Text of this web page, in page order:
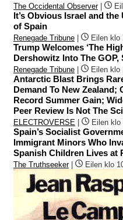
The Occidental Observer|
It’s Obvious Israel and
of Spain
Renegade Tribune Eilen klo
Trump Welcomes ‘The
Dershowitz Into The
Renegade Tribune Eilen klo
Antarctic Blast Brings
Demand To New
Record Summer Gain;
Peer Review Is Not The
ELECTROVERSE Eilen klo
Spain’s Socialist
Immigrant Minors Who
Spanish Children Lives at
The Truthseeker| Eilen klo